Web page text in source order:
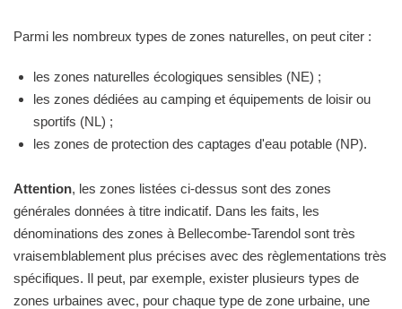
Parmi les nombreux types de zones naturelles, on peut citer :
les zones naturelles écologiques sensibles (NE) ;
les zones dédiées au camping et équipements de loisir ou
sportifs (NL) ;
les zones de protection des captages d'eau potable (NP).
Attention, les zones listées ci-dessus sont des zones
générales données à titre indicatif. Dans les faits, les
dénominations des zones à Bellecombe-Tarendol sont très
vraisemblablement plus précises avec des règlementations très
spécifiques. Il peut, par exemple, exister plusieurs types de
zones urbaines avec, pour chaque type de zone urbaine, une